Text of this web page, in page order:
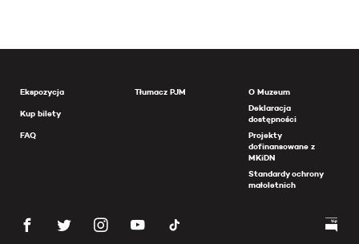
Ekspozycja
Kup bilety
FAQ
Tłumacz PJM
O Muzeum
Deklaracja
dostępności
Projekty
dofinansowane z
MKiDN
Standardy ochrony
małoletnich